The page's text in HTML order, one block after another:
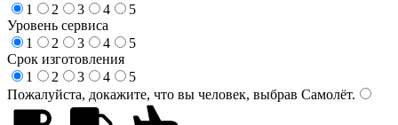
1
2 3 4
5
Уровень сервиса
1
2 3 4
5
Срок изготовления
1
2 3 4
5
Пожалуйста, докажите, что вы человек, выбрав Самолёт.